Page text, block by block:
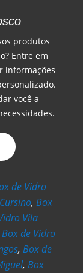
produtos
Entre em
informações
você a
de Vidro
, Box
Vila
Box de Vidro
, Box de
, Box